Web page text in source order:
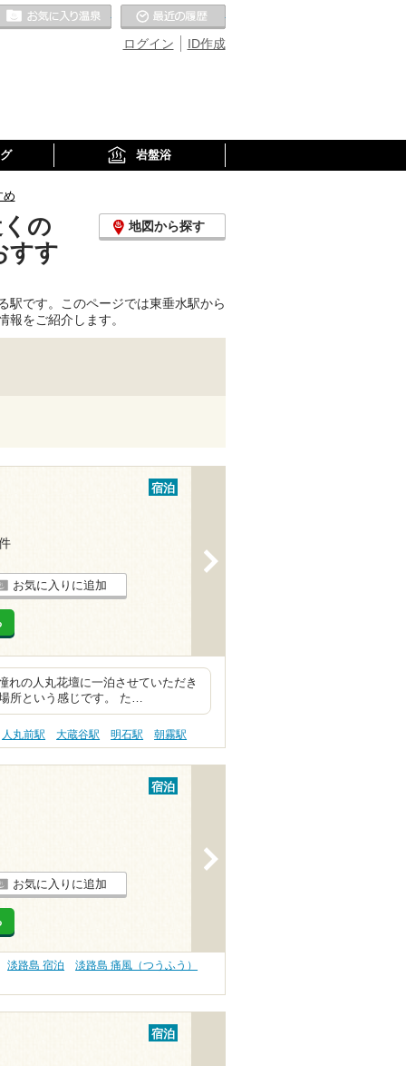
ID作成
ログイン
お気に入りの温泉
岩盤浴
め
の
すす
地図から探す
駅です。このページでは東垂水駅から
をご紹介します。
宿泊
お気に入りに追加
れの人丸花壇に一泊させていただき
所という感じです。 た…
人丸前駅 大蔵谷駅 明石駅 朝霧駅
宿泊
お気に入りに追加
淡路島 宿泊 淡路島 痛風（つうふう）
宿泊